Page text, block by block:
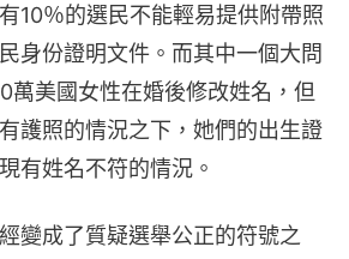
10％的選民不能輕易提供附帶照
身份證明文件。而其中一個大問
萬美國女性在婚後修改姓名，但
護照的情況之下，她們的出生證
有姓名不符的情況。
變成了質疑選舉公正的符號之